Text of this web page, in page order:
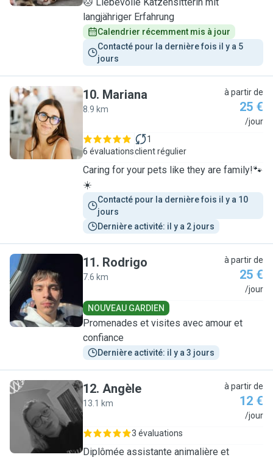
langjähriger Erfahrung
Calendrier récemment mis à jour
Contacté pour la dernière fois il y a 5
jours
M
10. Mariana
8.9 km
à partir de
25 €
/jour
6 évaluations
1
client régulier
Caring for your pets like they are family!🐾
☀️
Contacté pour la dernière fois il y a 10
jours
Dernière activité: il y a 2 jours
R
11. Rodrigo
7.6 km
à partir de
25 €
/jour
NOUVEAU GARDIEN
Promenades et visites avec amour et
confiance
Dernière activité: il y a 3 jours
A
12. Angèle
13.1 km
à partir de
12 €
/jour
3 évaluations
Diplômée assistante animalière et